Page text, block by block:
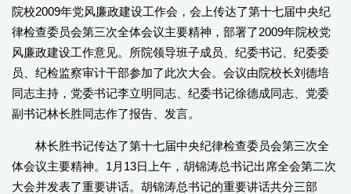
院校2009年党风廉政建设工作会，会上传达了第十七届中央纪
律检查委员会第三次全体会议主要精神，部署了2009年院校党
风廉政建设工作意见。所院领导班子成员、纪委书记、纪委委
员、纪检监察审计干部参加了此次大会。会议由院校长刘德培
同志主持，党委书记李立明同志、纪委书记徐德成同志、党委
副书记林长胜同志作了报告、发言。
林长胜书记传达了第十七届中央纪律检查委员会第三次全
体会议主要精神。1月13日上午，胡锦涛总书记出席全会第二次
大会并发表了重要讲话。胡锦涛总书记的重要讲话共分三部